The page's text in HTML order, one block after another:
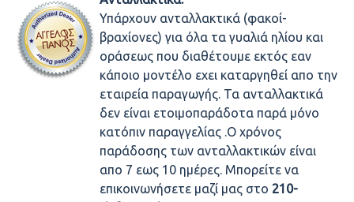
Υπάρχουν ανταλλακτικά (φακοί-
βραχίονες) για όλα τα γυαλιά ηλίου και
οράσεως που διαθέτουμε εκτός εαν
κάποιο μοντέλο εχει καταργηθεί απο την
εταιρεία παραγωγής. Τα ανταλλακτικά
δεν είναι ετοιμοπαράδοτα παρά μόνο
κατόπιν παραγγελίας .Ο χρόνος
παράδοσης των ανταλλακτικών είναι
απο 7 εως 10 ημέρες. Μπορείτε να
επικοινωνήσετε μαζί μας στο 210-